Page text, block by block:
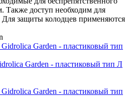
Также доступ необходим для
защиты колодцев применяются
Garden - пластиковый тип Л